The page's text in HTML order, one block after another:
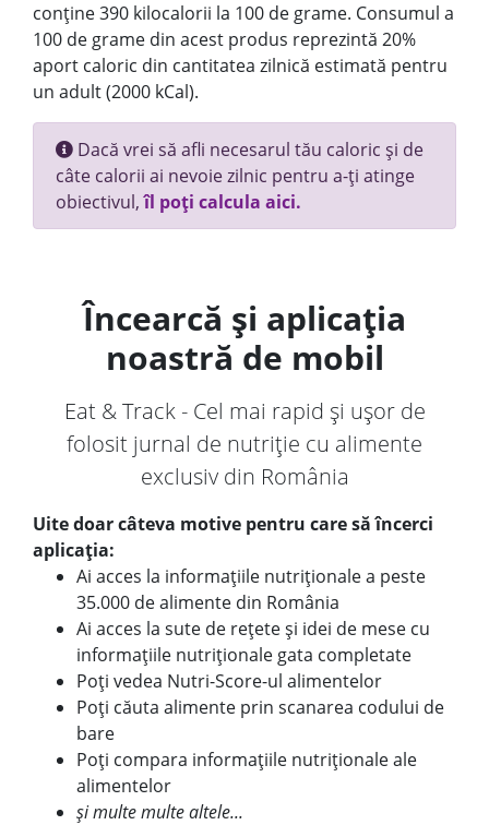
conține 390 kilocalorii la 100 de grame. Consumul a
100 de grame din acest produs reprezintă 20%
aport caloric din cantitatea zilnică estimată pentru
un adult (2000 kCal).
Dacă vrei să afli necesarul tău caloric și de
câte calorii ai nevoie zilnic pentru a-ți atinge
obiectivul,îl poți calcula aici.
Încearcă și aplicația
noastră de mobil
Eat & Track - Cel mai rapid și ușor de
folosit jurnal de nutriție cu alimente
exclusiv din România
Uite doar câteva motive pentru care să încerci
aplicația:
Ai acces la informațiile nutriționale a peste
35.000 de alimente din România
Ai acces la sute de rețete și idei de mese cu
informațiile nutriționale gata completate
Poți vedea Nutri-Score-ul alimentelor
Poți căuta alimente prin scanarea codului de
bare
Poți compara informațiile nutriționale ale
alimentelor
și multe multe altele...